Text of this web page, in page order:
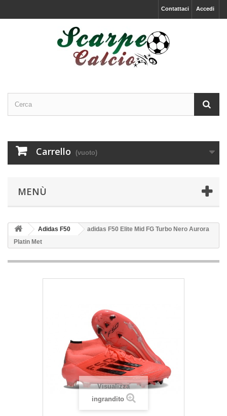
Accedi
Contattaci
Carrello (vuoto)
MENÙ
Adidas F50
adidas F50 Elite Mid FG Turbo Nero Aurora
Platin Met
Visualizza
ingrandito